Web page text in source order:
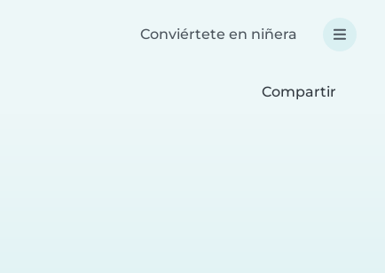
Conviértete en niñera
Compartir